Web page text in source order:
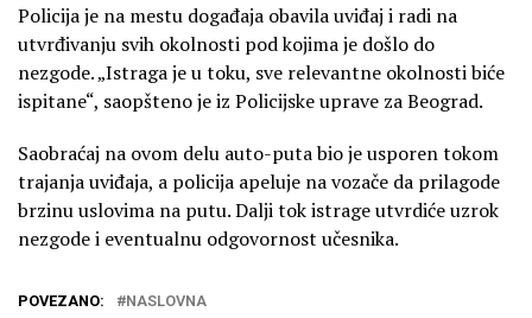
Policija je na mestu događaja obavila uviđaj i radi na
utvrđivanju svih okolnosti pod kojima je došlo do
nezgode. „Istraga je u toku, sve relevantne okolnosti biće
ispitane“, saopšteno je iz Policijske uprave za Beograd.
Saobraćaj na ovom delu auto-puta bio je usporen tokom
trajanja uviđaja, a policija apeluje na vozače da prilagode
brzinu uslovima na putu. Dalji tok istrage utvrdiće uzrok
nezgode i eventualnu odgovornost učesnika.
POVEZANO: NASLOVNA